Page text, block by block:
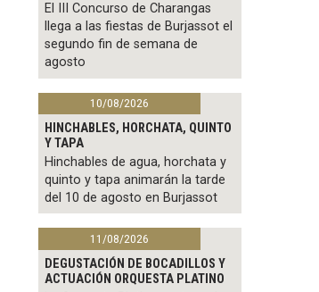
El III Concurso de Charangas
llega a las fiestas de Burjassot el
segundo fin de semana de
agosto
10/08/2026
HINCHABLES, HORCHATA, QUINTO
Y TAPA
Hinchables de agua, horchata y
quinto y tapa animarán la tarde
del 10 de agosto en Burjassot
11/08/2026
DEGUSTACIÓN DE BOCADILLOS Y
ACTUACIÓN ORQUESTA PLATINO